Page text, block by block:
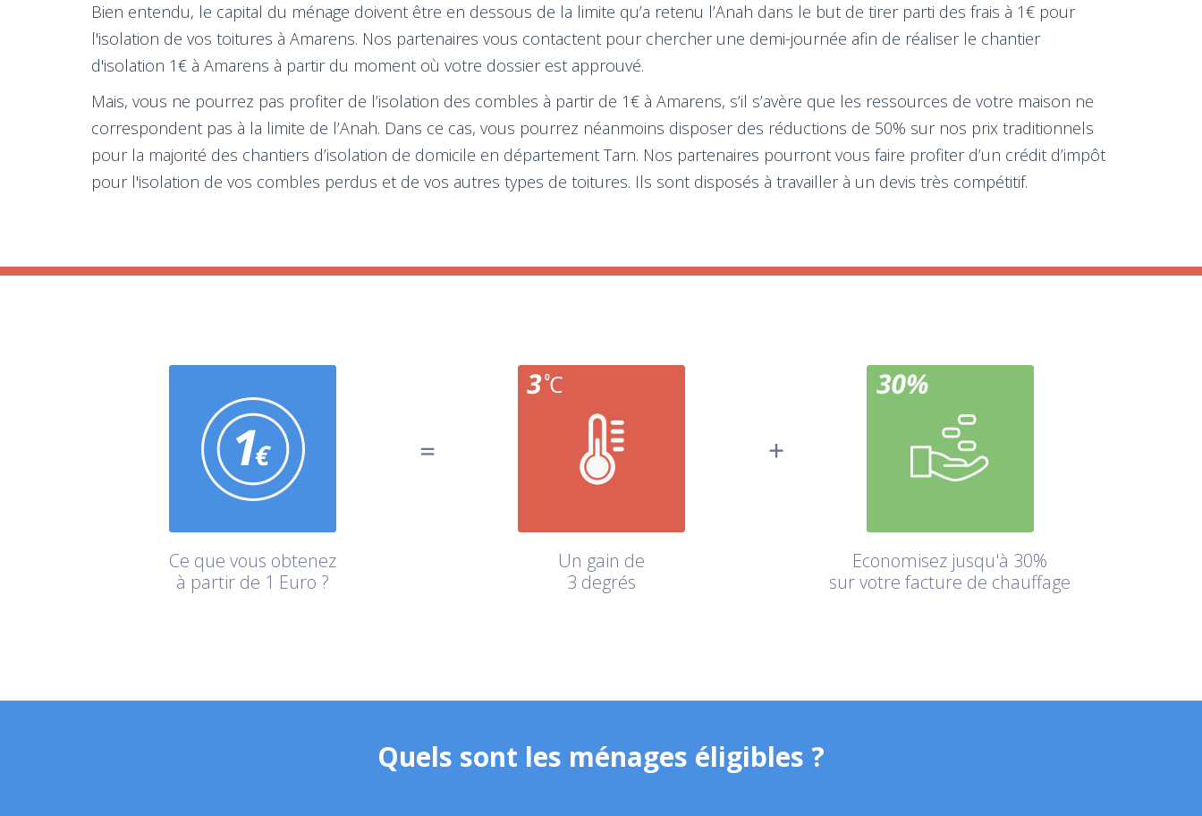
Bien entendu, le capital du ménage doivent être en dessous de la limite qu’a retenu l’Anah dans le but de tirer parti des frais à 1€ pour
l'isolation de vos toitures à Amarens. Nos partenaires vous contactent pour chercher une demi-journée afin de réaliser le chantier
d'isolation 1€ à Amarens à partir du moment où votre dossier est approuvé.
Mais, vous ne pourrez pas profiter de l’isolation des combles à partir de 1€ à Amarens, s’il s’avère que les ressources de votre maison ne
correspondent pas à la limite de l’Anah. Dans ce cas, vous pourrez néanmoins disposer des réductions de 50% sur nos prix traditionnels
pour la majorité des chantiers d’isolation de domicile en département Tarn. Nos partenaires pourront vous faire profiter d’un crédit d’impôt
pour l'isolation de vos combles perdus et de vos autres types de toitures. Ils sont disposés à travailler à un devis très compétitif.
Ce que vous obtenez
à partir de 1 Euro ?
Un gain de
3 degrés
Economisez jusqu'à 30%
sur votre facture de chauffage
Quels sont les ménages éligibles ?